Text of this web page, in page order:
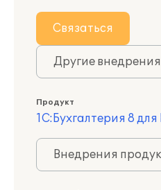
Связаться
Другие
Продукт
1С:Бухгалтерия 8
Внедрения